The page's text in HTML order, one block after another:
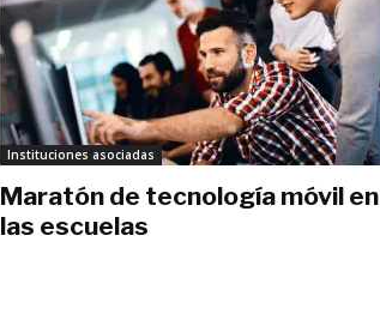
Instituciones asociadas
Maratón de tecnología móvil en
las escuelas